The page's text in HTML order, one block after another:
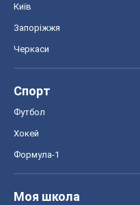
Київ
Запоріжжя
Черкаси
Спорт
Футбол
Хокей
Формула-1
Моя школа